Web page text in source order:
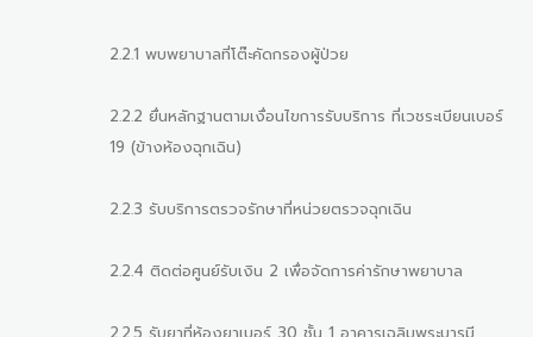
2.2.1 พบพยาบาลที่โต๊ะคัดกรองผู้ป่วย
2.2.2 ยื่นหลักฐานตามเงื่อนไขการรับบริการ ที่เวชระเบียนเบอร์
19 (ข้างห้องฉุกเฉิน)
2.2.3 รับบริการตรวจรักษาที่หน่วยตรวจฉุกเฉิน
2.2.4 ติดต่อศูนย์รับเงิน 2 เพื่อจัดการค่ารักษาพยาบาล